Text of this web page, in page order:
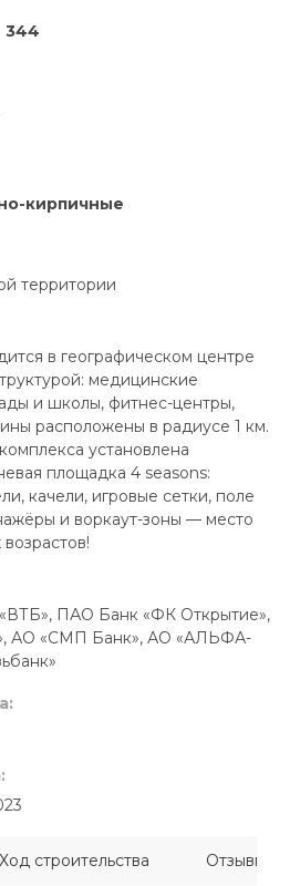
344
кирпичные
территории
в географическом центре
медицинские
и школы, фитнес-центры,
расположены в радиусе 1 км.
установлена
площадка 4 seasons:
качели, игровые сетки, поле
и воркаут-зоны — место
ПАО Банк «ФК Открытие»,
АО «СМП Банк», АО «АЛЬФА-
Ход строительства Отзывы